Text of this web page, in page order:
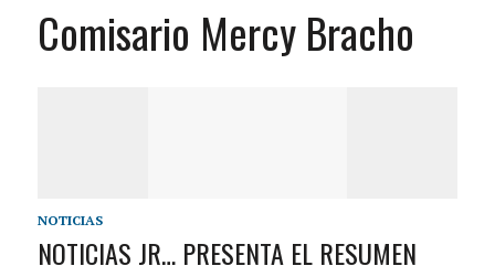
Comisario Mercy Bracho
NOTICIAS
NOTICIAS JR… PRESENTA EL RESUMEN